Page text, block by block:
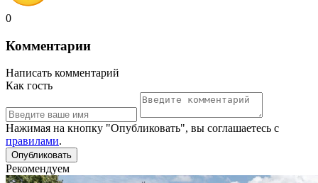
0
Комментарии
Написать комментарий
Как гость
Нажимая на кнопку "Опубликовать", вы соглашаетесь с
правилами.
Рекомендуем